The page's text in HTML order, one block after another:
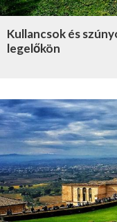
Kullancsok és
legelőkön